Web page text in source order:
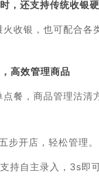
，还支持传统收银
收银，也可配合各
高效管理商品
餐，商品管理沽清
五步开店，轻松管理。
支持自主录入，3s即